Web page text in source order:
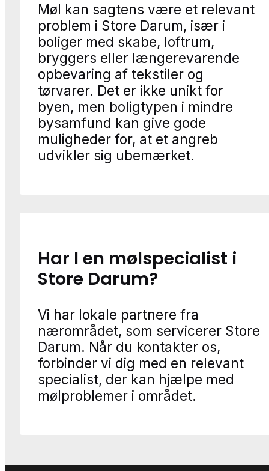
Møl kan sagtens være et relevant
problem i Store Darum, især i
boliger med skabe, loftrum,
bryggers eller længerevarende
opbevaring af tekstiler og
tørvarer. Det er ikke unikt for
byen, men boligtypen i mindre
bysamfund kan give gode
muligheder for, at et angreb
udvikler sig ubemærket.
Har I en mølspecialist i
Store Darum?
Vi har lokale partnere fra
nærområdet, som servicerer Store
Darum. Når du kontakter os,
forbinder vi dig med en relevant
specialist, der kan hjælpe med
mølproblemer i området.